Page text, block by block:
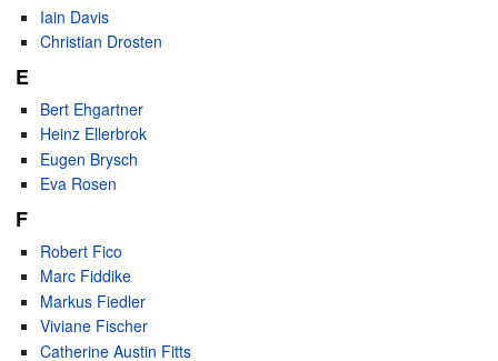
Iain Davis
Christian Drosten
E
Bert Ehgartner
Heinz Ellerbrok
Eugen Brysch
Eva Rosen
F
Robert Fico
Marc Fiddike
Markus Fiedler
Viviane Fischer
Catherine Austin Fitts